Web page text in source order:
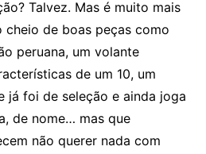
Talvez. Mas é muito mais
de boas peças como
peruana, um volante
de um 10, um
já foi de seleção e ainda joga
de nome… mas que
não querer nada com